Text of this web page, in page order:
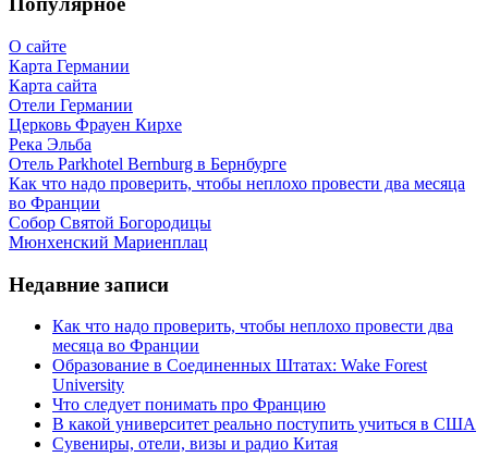
О сайте
Карта Германии
Карта сайта
Отели Германии
Церковь Фрауен Кирхе
Река Эльба
Отель Parkhotel Bernburg в Бернбурге
Как что надо проверить, чтобы неплохо провести два месяца
во Франции
Собор Святой Богородицы
Мюнхенский Мариенплац
Недавние записи
Как что надо проверить, чтобы неплохо провести два
месяца во Франции
Образование в Соединенных Штатах: Wake Forest
University
Что следует понимать про Францию
В какой университет реально поступить учиться в США
Сувениры, отели, визы и радио Китая